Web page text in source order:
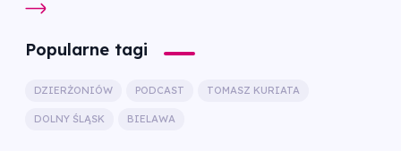
Popularne tagi
DZIERŻONIÓW PODCAST TOMASZ KURIATA
DOLNY ŚLĄSK BIELAWA